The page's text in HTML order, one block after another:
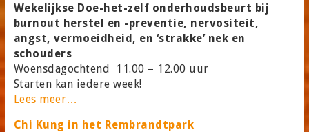
Wekelijkse Doe-het-zelf onderhoudsbeurt bij
burnout herstel en -preventie, nervositeit,
angst, vermoeidheid, en ‘strakke’ nek en
schouders
Woensdagochtend 11.00 – 12.00 uur
Starten kan iedere week!
Lees meer…
Chi Kung in het Rembrandtpark